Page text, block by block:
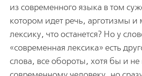
из современного языка в том
котором идет речь, арготизмы
лексику, что останется? Но у
«современная лексика» есть
слова, все обороты, хотя бы и